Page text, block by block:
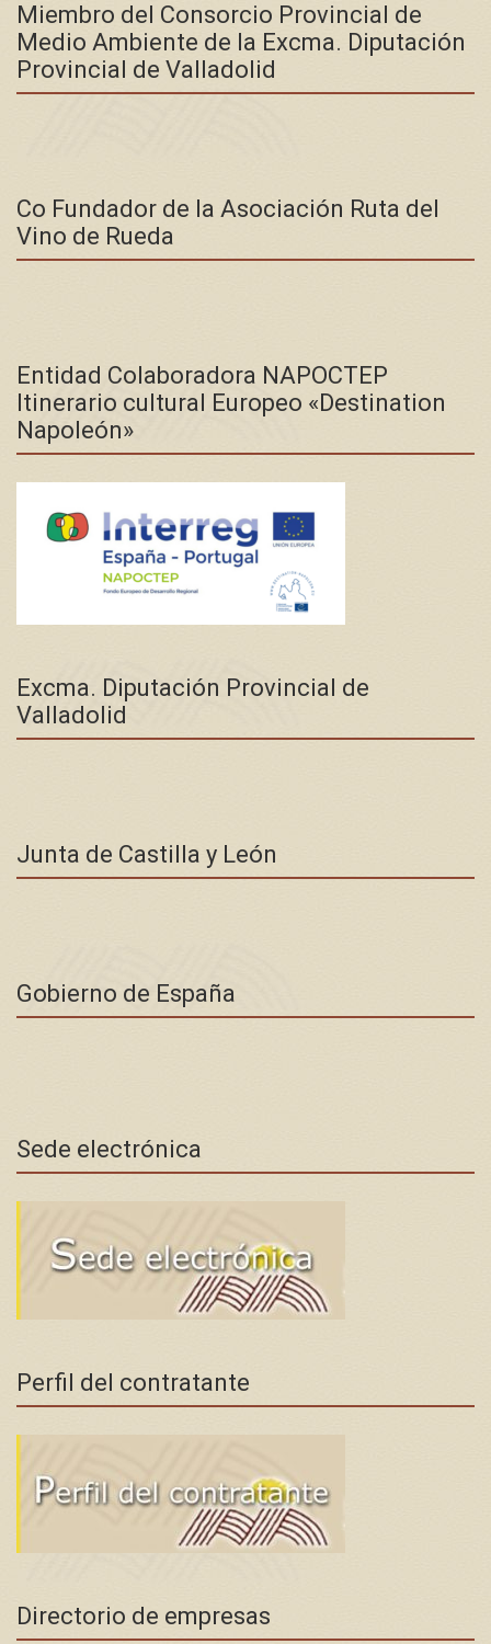
Miembro del Consorcio Provincial de
Medio Ambiente de la Excma. Diputación
Provincial de Valladolid
Co Fundador de la Asociación Ruta del
Vino de Rueda
Entidad Colaboradora NAPOCTEP
Itinerario cultural Europeo «Destination
Napoleón»
Excma. Diputación Provincial de
Valladolid
Junta de Castilla y León
Gobierno de España
Sede electrónica
Perfil del contratante
Directorio de empresas